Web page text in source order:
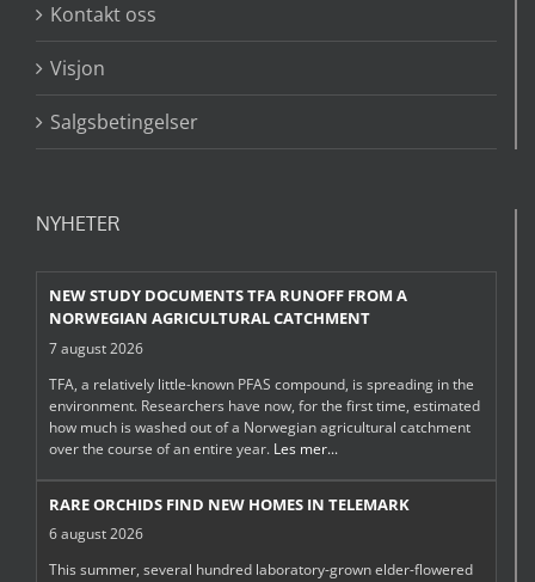
Kontakt oss
Visjon
Salgsbetingelser
NYHETER
NEW STUDY DOCUMENTS TFA RUNOFF FROM A
NORWEGIAN AGRICULTURAL CATCHMENT
7 august 2026
TFA, a relatively little-known PFAS compound, is spreading in the
environment. Researchers have now, for the first time, estimated
how much is washed out of a Norwegian agricultural catchment
over the course of an entire year. Les mer...
RARE ORCHIDS FIND NEW HOMES IN TELEMARK
6 august 2026
This summer, several hundred laboratory-grown elder-flowered